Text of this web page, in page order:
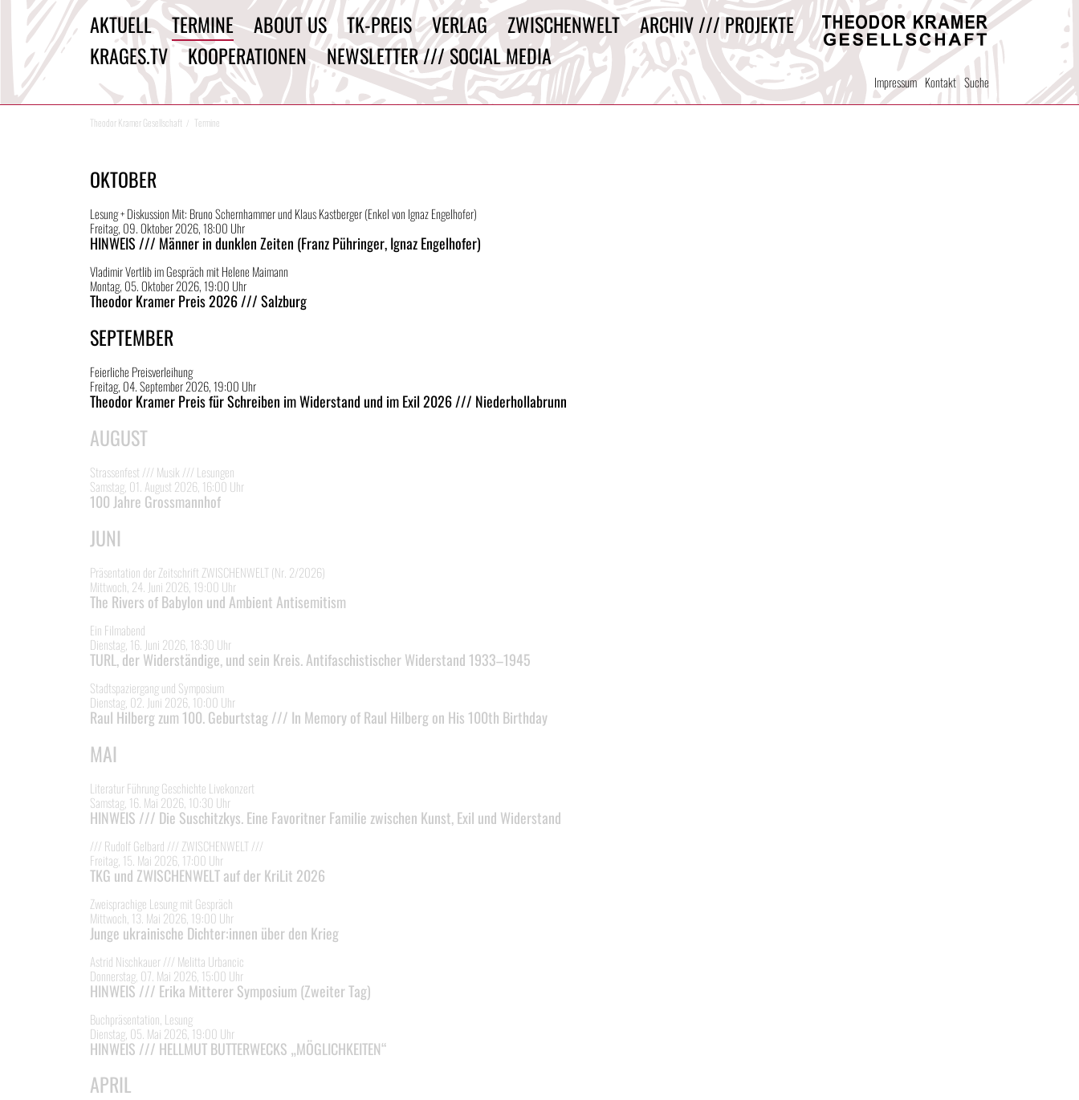
Theodor
Kramer
Gesellschaft
AKTUELL TERMINE ABOUT US TK-PREIS VERLAG ZWISCHENWELT
ARCHIV /// PROJEKTE
KRAGES.TV
KOOPERATIONEN NEWSLETTER /// SOCIAL MEDIA
Impressum Kontakt Suche
Theodor Kramer Gesellschaft Termine
OKTOBER
Lesung + Diskussion Mit: Bruno Schernhammer und Klaus Kastberger (Enkel von Ignaz Engelhofer)
Freitag, 09. Oktober 2026, 18:00 Uhr
HINWEIS /// Männer in dunklen Zeiten (Franz Pühringer, Ignaz Engelhofer)
Vladimir Vertlib im Gespräch mit Helene Maimann
Montag, 05. Oktober 2026, 19:00 Uhr
Theodor Kramer Preis 2026 /// Salzburg
SEPTEMBER
Feierliche Preisverleihung
Freitag, 04. September 2026, 19:00 Uhr
Theodor Kramer Preis für Schreiben im Widerstand und im Exil 2026 /// Niederhollabrunn
AUGUST
Strassenfest /// Musik /// Lesungen
Samstag, 01. August 2026, 16:00 Uhr
100 Jahre Grossmannhof
JUNI
Präsentation der Zeitschrift ZWISCHENWELT (Nr. 2/2026)
Mittwoch, 24. Juni 2026, 19:00 Uhr
The Rivers of Babylon und Ambient Antisemitism
Ein Filmabend
Dienstag, 16. Juni 2026, 18:30 Uhr
TURL, der Widerständige, und sein Kreis. Antifaschistischer Widerstand 1933–1945
Stadtspaziergang und Symposium
Dienstag, 02. Juni 2026, 10:00 Uhr
Raul Hilberg zum 100. Geburtstag /// In Memory of Raul Hilberg on His 100th Birthday
MAI
Literatur Führung Geschichte Livekonzert
Samstag, 16. Mai 2026, 10:30 Uhr
HINWEIS /// Die Suschitzkys. Eine Favoritner Familie zwischen Kunst, Exil und Widerstand
/// Rudolf Gelbard /// ZWISCHENWELT ///
Freitag, 15. Mai 2026, 17:00 Uhr
TKG und ZWISCHENWELT auf der KriLit 2026
Zweisprachige Lesung mit Gespräch
Mittwoch, 13. Mai 2026, 19:00 Uhr
Junge ukrainische Dichter:innen über den Krieg
Astrid Nischkauer /// Melitta Urbancic
Donnerstag, 07. Mai 2026, 15:00 Uhr
HINWEIS /// Erika Mitterer Symposium (Zweiter Tag)
Buchpräsentation, Lesung
Dienstag, 05. Mai 2026, 19:00 Uhr
HINWEIS /// HELLMUT BUTTERWECKS „MÖGLICHKEITEN“
APRIL